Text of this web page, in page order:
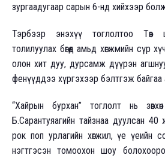
зургаадугаар сарын 6-нд хийхээр
Тэрбээр энэхүү тоглолтоо Төв
толилуулах бөгөөд амьд хөгжмийн сүр
олон хит дуу, дурсамж дүүрэн
фенүүддээ хүргэхээр бэлтгэж байгаа
“Хайрын бурхан” тоглолт нь
Б.Сарантуяагийн тайзнаа дуулсан
рок поп урлагийн хөгжил, үе үеийн
нэгтгэсэн томоохон шоу